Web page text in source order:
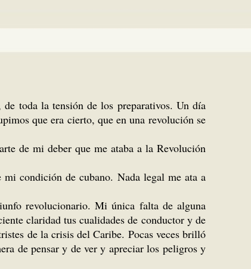
toda la tensión de los preparativos. Un día
que era cierto, que en una revolución se
de mi deber que me ataba a la Revolución
condición de cubano. Nada legal me ata a
revolucionario. Mi única falta de alguna
claridad tus cualidades de conductor y de
de la crisis del Caribe. Pocas veces brilló
de pensar y de ver y apreciar los peligros y